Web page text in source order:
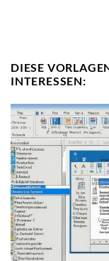
DIESE
INTERESSEN: